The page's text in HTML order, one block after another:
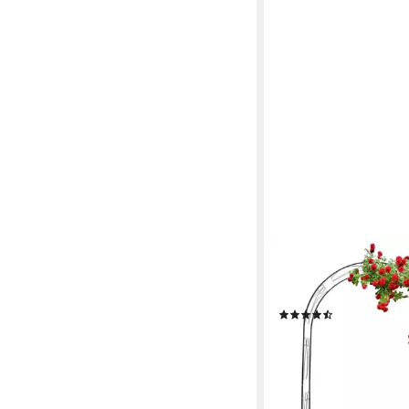
Rosenbogen
mit Verzierung
44,99 €
-36%
lieferbar - in 2-3